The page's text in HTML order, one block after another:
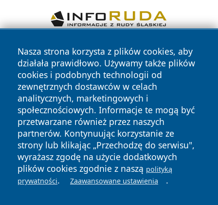
Nasza strona korzysta z plików cookies, aby
działała prawidłowo. Używamy także plików
cookies i podobnych technologii od
zewnętrznych dostawców w celach
analitycznych, marketingowych i
społecznościowych. Informacje te mogą być
przetwarzane również przez naszych
partnerów. Kontynuując korzystanie ze
strony lub klikając „Przechodzę do serwisu",
wyrażasz zgodę na użycie dodatkowych
plików cookies zgodnie z naszą polityką
prywatności. Zaawansowane ustawienia .
Copyright © 2026 dabrowski24.pl Wszystkie prawa
zastrzeżone.
News Autorzy
Polityka
Prywatności
Polityka
Cookies